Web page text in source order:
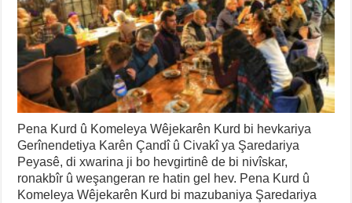
Pena Kurd û Komeleya Wêjekarên Kurd bi hevkariya
Gerînendetiya Karên Çandî û Civakî ya Şaredariya
Peyasê, di xwarina ji bo hevgirtinê de bi nivîskar,
ronakbîr û weşangeran re hatin gel hev. Pena Kurd û
Komeleya Wêjekarên Kurd bi mazubaniya Şaredariya